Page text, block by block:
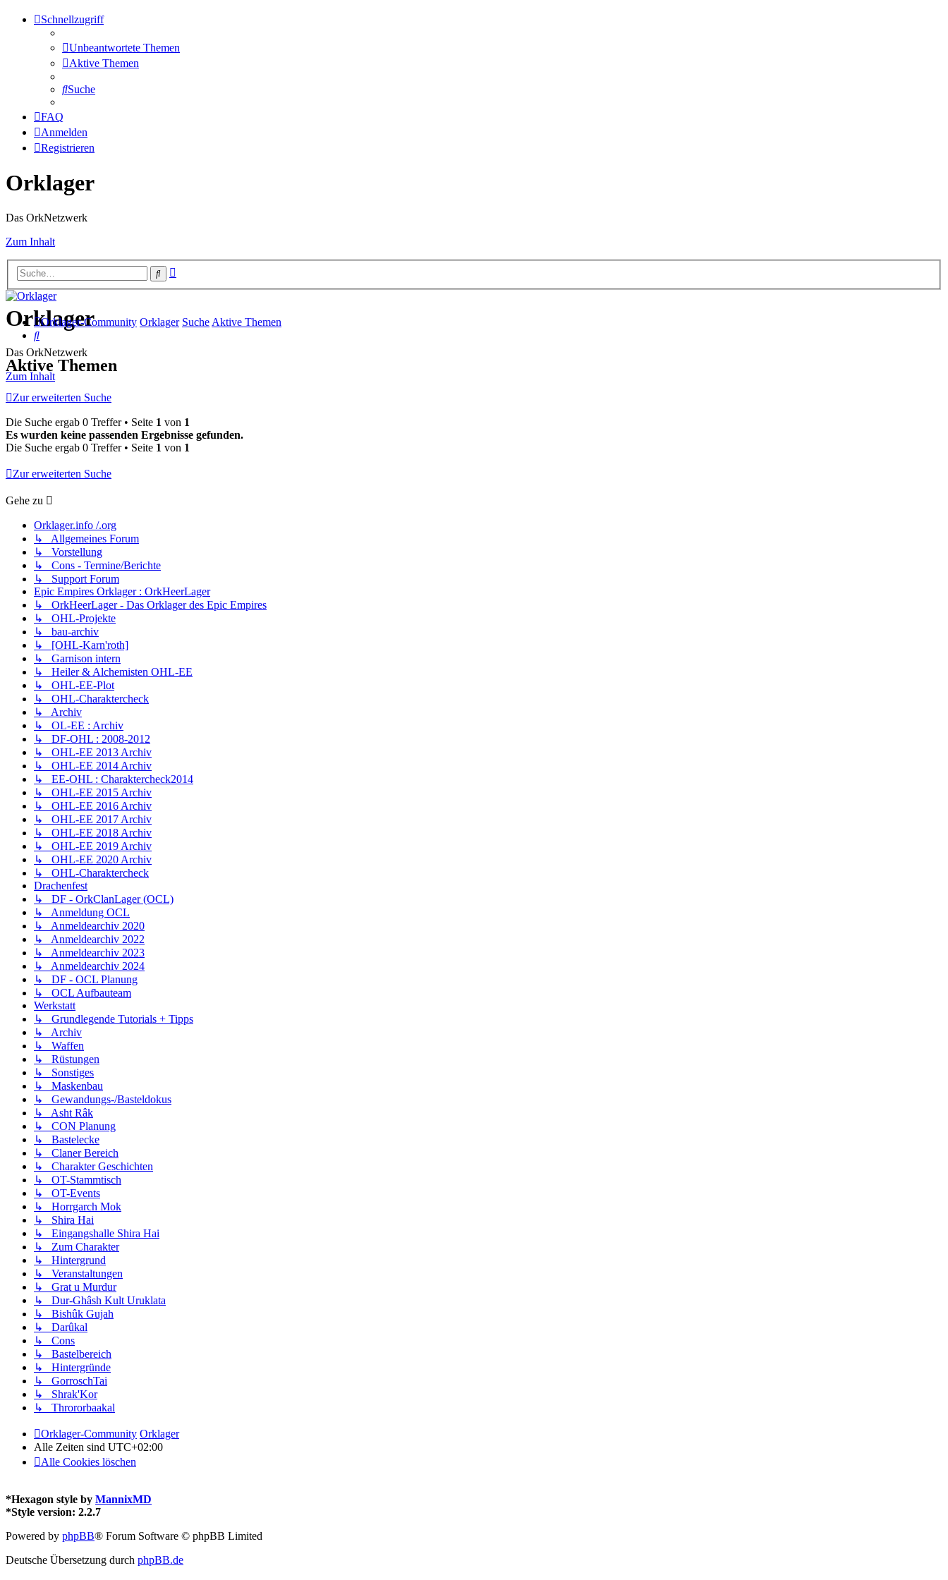
Schnellzugriff
Unbeantwortete Themen
Aktive Themen
Suche
FAQ
Anmelden
Registrieren
Orklager
Das OrkNetzwerk
Zum Inhalt
Suche
Orklager
Das OrkNetzwerk
Zum Inhalt
Orklager-Community Orklager SucheAktive Themen
Suche
Aktive Themen
Zur erweiterten Suche
Die Suche ergab 0 Treffer • Seite 1 von 1
Es wurden keine passenden Ergebnisse gefunden.
Die Suche ergab 0 Treffer • Seite 1 von 1
Zur erweiterten Suche
Gehe zu
Orklager.info /.org
↳ Allgemeines Forum
↳ Vorstellung
↳ Cons - Termine/Berichte
↳ Support Forum
Epic Empires Orklager : OrkHeerLager
↳ OrkHeerLager - Das Orklager des Epic Empires
↳ OHL-Projekte
↳ bau-archiv
↳ [OHL-Karn'roth]
↳ Garnison intern
↳ Heiler & Alchemisten OHL-EE
↳ OHL-EE-Plot
↳ OHL-Charaktercheck
↳ Archiv
↳ OL-EE : Archiv
↳ DF-OHL : 2008-2012
↳ OHL-EE 2013 Archiv
↳ OHL-EE 2014 Archiv
↳ EE-OHL : Charaktercheck2014
↳ OHL-EE 2015 Archiv
↳ OHL-EE 2016 Archiv
↳ OHL-EE 2017 Archiv
↳ OHL-EE 2018 Archiv
↳ OHL-EE 2019 Archiv
↳ OHL-EE 2020 Archiv
↳ OHL-Charaktercheck
Drachenfest
↳ DF - OrkClanLager (OCL)
↳ Anmeldung OCL
↳ Anmeldearchiv 2020
↳ Anmeldearchiv 2022
↳ Anmeldearchiv 2023
↳ Anmeldearchiv 2024
↳ DF - OCL Planung
↳ OCL Aufbauteam
Werkstatt
↳ Grundlegende Tutorials + Tipps
↳ Archiv
↳ Waffen
↳ Rüstungen
↳ Sonstiges
↳ Maskenbau
↳ Gewandungs-/Basteldokus
↳ Asht Râk
↳ CON Planung
↳ Bastelecke
↳ Claner Bereich
↳ Charakter Geschichten
↳ OT-Stammtisch
↳ OT-Events
↳ Horrgarch Mok
↳ Shira Hai
↳ Eingangshalle Shira Hai
↳ Zum Charakter
↳ Hintergrund
↳ Veranstaltungen
↳ Grat u Murdur
↳ Dur-Ghâsh Kult Uruklata
↳ Bishûk Gujah
↳ Darûkal
↳ Cons
↳ Bastelbereich
↳ Hintergründe
↳ GorroschTai
↳ Shrak'Kor
↳ Thrororbaakal
Orklager-Community Orklager
Alle Zeiten sind UTC+02:00
Alle Cookies löschen
*Hexagon style by MannixMD
*Style version: 2.2.7
Powered by phpBB® Forum Software © phpBB Limited
Deutsche Übersetzung durch phpBB.de